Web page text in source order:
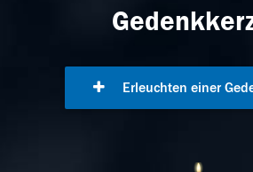
Erleuchten einer